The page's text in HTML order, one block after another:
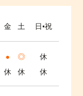
金 土 日•祝
● ◎
休
休 休 休